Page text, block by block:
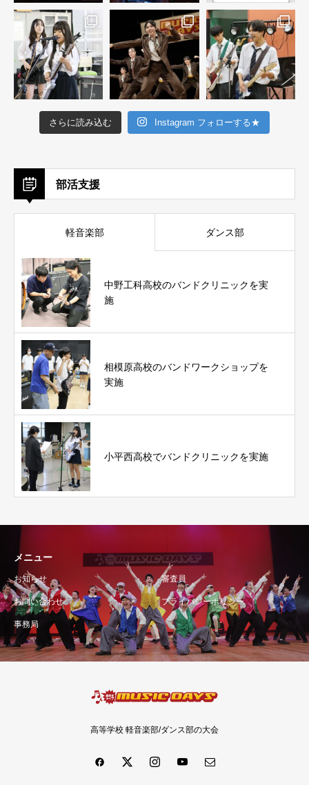
さらに読み込む Instagram フォローする★
部活支援
軽音楽部 ダンス部
中野工科高校のバンドクリニックを実
施
相模原高校のバンドワークショップを
実施
小平西高校でバンドクリニックを実施
メニュー
お知らせ 審査員
お問い合わせ プライバシーポリシー
事務局
高等学校 軽音楽部/ダンス部の大会